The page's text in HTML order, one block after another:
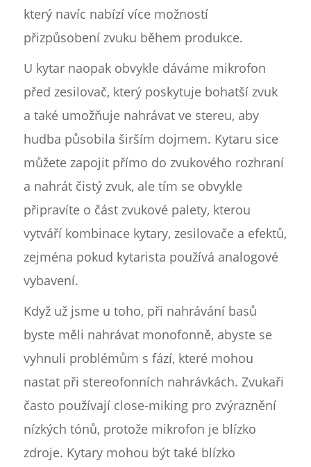
který navíc nabízí více možností
přizpůsobení zvuku během produkce.
U kytar naopak obvykle dáváme mikrofon
před zesilovač, který poskytuje bohatší zvuk
a také umožňuje nahrávat ve stereu, aby
hudba působila širším dojmem. Kytaru sice
můžete zapojit přímo do zvukového rozhraní
a nahrát čistý zvuk, ale tím se obvykle
připravíte o část zvukové palety, kterou
vytváří kombinace kytary, zesilovače a efektů,
zejména pokud kytarista používá analogové
vybavení.
Když už jsme u toho, při nahrávání basů
byste měli nahrávat monofonně, abyste se
vyhnuli problémům s fází, které mohou
nastat při stereofonních nahrávkách. Zvukaři
často používají close-miking pro zvýraznění
nízkých tónů, protože mikrofon je blízko
zdroje. Kytary mohou být také blízko